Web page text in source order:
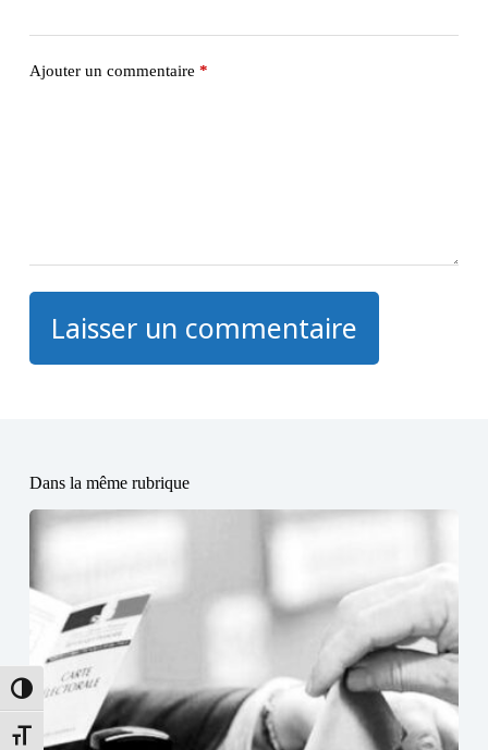
Passer en contraste élevé
Changer la taille de la police
Ajouter un commentaire *
Laisser un commentaire
Dans la même rubrique